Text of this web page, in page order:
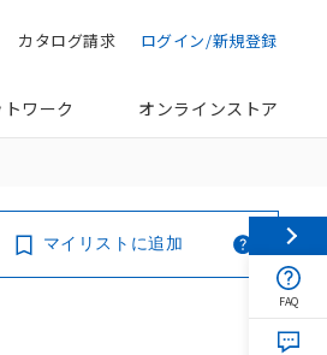
ログイン/新規登録
カタログ請求
ワーク オンラインストア
マイリストに追加
FAQ